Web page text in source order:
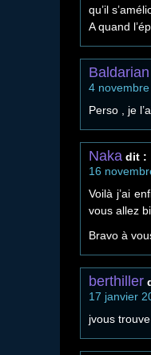
qu’il
A quand
Baldarian
4
Perso , je
Naka dit :
16
Voilà j’ai
vous allez
Bravo à
berthiller
17 janvier
jvous